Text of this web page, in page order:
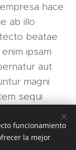
hace
ab illo
beatae
ipsam
aut
magni
sequi
funcionamiento
la mejor